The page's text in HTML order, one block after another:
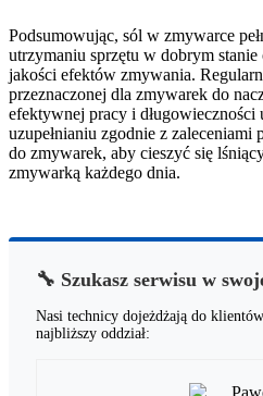
Podsumowując, sól w zmywarce
utrzymaniu sprzętu w dobrym
jakości efektów zmywania.
przeznaczonej dla zmywarek do
efektywnej pracy i długowieczności
uzupełnianiu zgodnie z
do zmywarek, aby cieszyć się
zmywarką każdego dnia.
🔧 Szukasz serwisu w
Nasi technicy dojeżdżają do
najbliższy oddział: